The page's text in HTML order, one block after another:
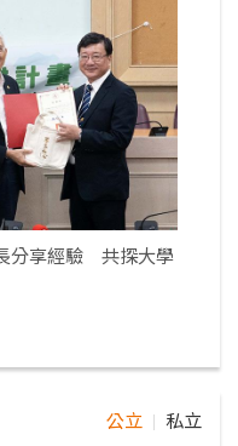
分享經驗 共探大學
公立 私立